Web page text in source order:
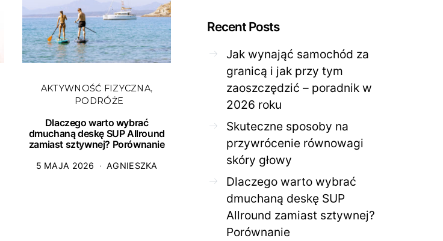
AKTYWNOŚĆ FIZYCZNA
PODRÓŻE
Dlaczego warto wybrać
dmuchaną deskę SUP Allround
zamiast sztywnej? Porównanie
5 MAJA 2026 AGNIESZKA
ZDROWE CIAŁO
Jak skutecznie zadbać o
problematyczną cerę w
domowym spa?
28 KWIETNIA 2026 27 KWIETNIA 2026
Recent Posts
Jak wynająć samochód za
granicą i jak przy tym
zaoszczędzić – poradnik w
2026 roku
Skuteczne sposoby na
przywrócenie równowagi
skóry głowy
Dlaczego warto wybrać
dmuchaną deskę SUP
Allround zamiast sztywnej?
Porównanie